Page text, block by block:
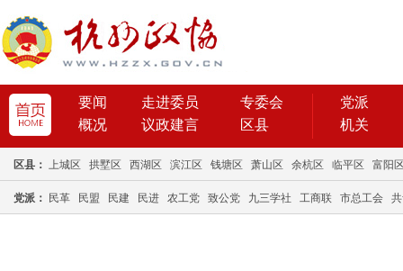
要闻 走进委员
专委会
概况
议政建言 区县
党派
机关
区县： 上城区 拱墅区 西湖区 滨江区 钱塘区 萧山区 余杭区 临平区 富阳
党派： 民革 民盟 民建 民进 农工党 致公党 九三学社 工商联 市总工会